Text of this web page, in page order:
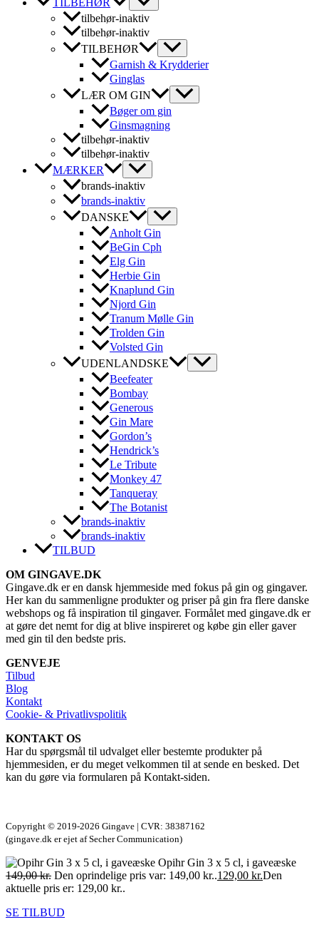
TILBEHØR
tilbehør-inaktiv
tilbehør-inaktiv
TILBEHØR
Garnish & Krydderier
Ginglas
LÆR OM GIN
Bøger om gin
Ginsmagning
tilbehør-inaktiv
tilbehør-inaktiv
MÆRKER
brands-inaktiv
brands-inaktiv
DANSKE
Anholt Gin
BeGin Cph
Elg Gin
Herbie Gin
Knaplund Gin
Njord Gin
Tranum Mølle Gin
Trolden Gin
Volsted Gin
UDENLANDSKE
Beefeater
Bombay
Generous
Gin Mare
Gordon’s
Hendrick’s
Le Tribute
Monkey 47
Tanqueray
The Botanist
brands-inaktiv
brands-inaktiv
TILBUD
OM GINGAVE.DK
Gingave.dk er en dansk hjemmeside med fokus på gin og gingaver.
Her kan du sammenligne produkter og priser på gin fra flere danske
webshops og få inspiration til gingaver. Formålet med gingave.dk er
at gøre det nemt for dig at blive inspireret og købe gin eller gaver
med gin til den bedste pris.
GENVEJE
Tilbud
Blog
Kontakt
Cookie- & Privatlivspolitik
KONTAKT OS
Har du spørgsmål til udvalget eller bestemte produkter på
hjemmesiden, er du meget velkommen til at sende en besked. Det
kan du gøre via formularen på Kontakt-siden.
Copyright © 2019-2026 Gingave | CVR: 38387162
(gingave.dk er ejet af Secher Communication)
Opihr Gin 3 x 5 cl, i gaveæske
149,00kr. Den oprindelige pris var: 149,00 kr..129,00 kr.Den
aktuelle pris er: 129,00 kr..
SE TILBUD